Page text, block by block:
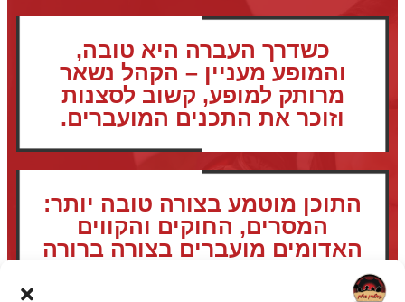
כשדרך העברה היא טובה,
והמופע מעניין – הקהל נשאר
מרותק למופע, קשוב לסצנות
וזוכר את התכנים המועברים.
התוכן מוטמע בצורה טובה יותר:
המסרים, החוקים והקווים
האדומים מועברים בצורה ברורה